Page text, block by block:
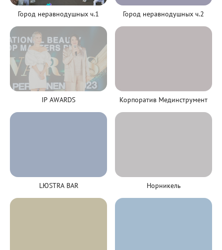
Город неравнодушных ч.1 Город неравнодушных ч.2
IP AWARDS Корпоратив Мединструмент
LЮSTRA BAR Норникель